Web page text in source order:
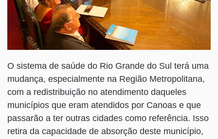
O sistema de saúde do Rio Grande do Sul terá uma
mudança, especialmente na Região Metropolitana,
com a redistribuição no atendimento daqueles
municípios que eram atendidos por Canoas e que
passarão a ter outras cidades como referência. Isso
retira da capacidade de absorção deste município,